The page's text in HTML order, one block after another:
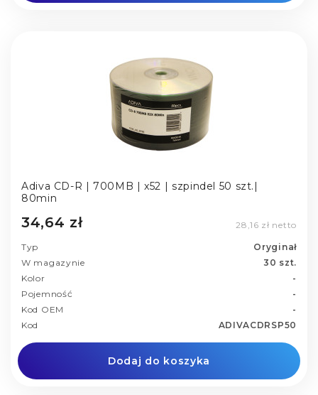
Adiva CD-R | 700MB | x52 | szpindel 50 szt.|
80min
34,64 zł 28,16 zł netto
Typ
Oryginał
W magazynie
30 szt.
Kolor
-
Pojemność
-
Kod OEM
-
Kod
ADIVACDRSP50
Dodaj do koszyka